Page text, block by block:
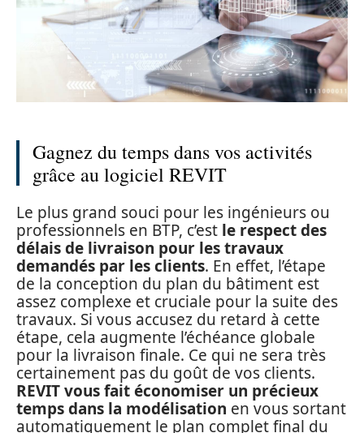
Gagnez du temps dans vos activités
grâce au logiciel REVIT
Le plus grand souci pour les ingénieurs ou
professionnels en BTP, c’est le respect des
délais de livraison pour les travaux
demandés par les clients. En effet, l’étape
de la conception du plan du bâtiment est
assez complexe et cruciale pour la suite des
travaux. Si vous accusez du retard à cette
étape, cela augmente l’échéance globale
pour la livraison finale. Ce qui ne sera très
certainement pas du goût de vos clients.
REVIT vous fait économiser un précieux
temps dans la modélisation en vous sortant
automatiquement le plan complet final du